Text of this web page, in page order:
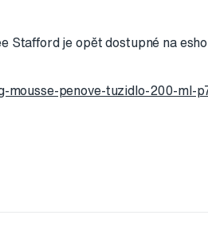
Stafford je opět dostupné na
mousse-penove-tuzidlo-200-ml-